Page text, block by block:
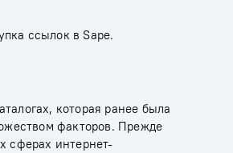
ссылок в Sape.
которая ранее была
факторов. Прежде
сферах интернет-